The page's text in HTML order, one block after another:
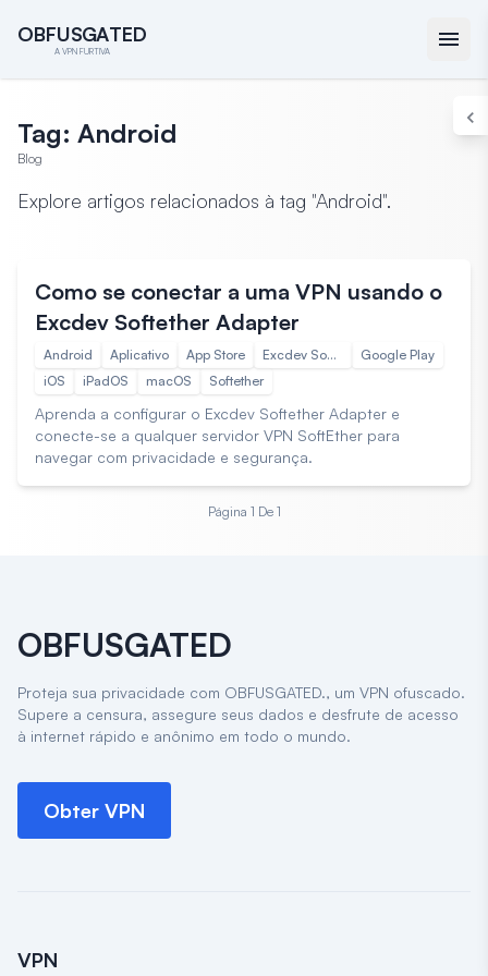
O
OB
BF
FU
US
SG
GA
AT
TE
ED
D
A VPN FURTIVA
Tag: Android
Blog
Explore artigos relacionados à tag "Android".
13 de jan. de 2025 12:35
Como se conectar a uma VPN usando o
Excdev Softether Adapter
Android Aplicativo App Store Excdev Softether Adapter
Google Play
iOS
iPadOS macOS Softether
Aprenda a configurar o Excdev Softether Adapter e
conecte-se a qualquer servidor VPN SoftEther para
navegar com privacidade e segurança.
Página 1 De 1
OBFUSGATED
Proteja sua privacidade com OBFUSGATED., um VPN ofuscado.
Supere a censura, assegure seus dados e desfrute de acesso
à internet rápido e anônimo em todo o mundo.
Obter VPN
VPN